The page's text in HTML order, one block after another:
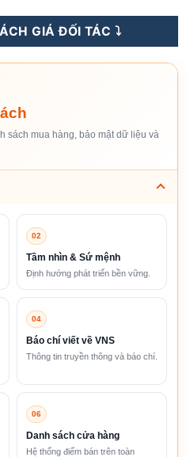
GIÁ ĐỐI TÁC ⤵️
sách mua hàng, bảo mật dữ liệu và
02
Tầm nhìn & Sứ mệnh
Định hướng phát triển bền vững.
04
Báo chí viết về VNS
Thông tin truyền thông và báo chí.
06
Danh sách cửa hàng
Hệ thống điểm bán trên toàn